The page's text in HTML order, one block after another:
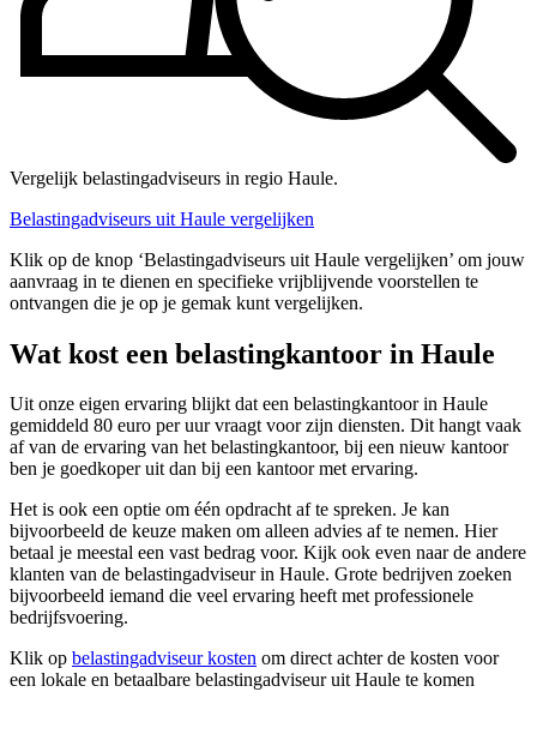
Vergelijk belastingadviseurs in regio Haule.
Belastingadviseurs uit Haule vergelijken
Klik op de knop ‘Belastingadviseurs uit Haule vergelijken’ om jouw
aanvraag in te dienen en specifieke vrijblijvende voorstellen te
ontvangen die je op je gemak kunt vergelijken.
Wat kost een belastingkantoor in Haule
Uit onze eigen ervaring blijkt dat een belastingkantoor in Haule
gemiddeld 80 euro per uur vraagt voor zijn diensten. Dit hangt vaak
af van de ervaring van het belastingkantoor, bij een nieuw kantoor
ben je goedkoper uit dan bij een kantoor met ervaring.
Het is ook een optie om één opdracht af te spreken. Je kan
bijvoorbeeld de keuze maken om alleen advies af te nemen. Hier
betaal je meestal een vast bedrag voor. Kijk ook even naar de andere
klanten van de belastingadviseur in Haule. Grote bedrijven zoeken
bijvoorbeeld iemand die veel ervaring heeft met professionele
bedrijfsvoering.
Klik op belastingadviseur kosten om direct achter de kosten voor
een lokale en betaalbare belastingadviseur uit Haule te komen